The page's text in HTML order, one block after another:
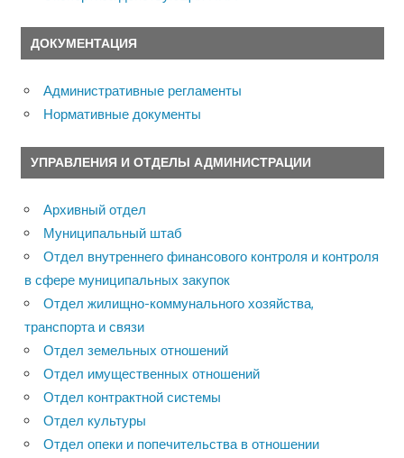
ДОКУМЕНТАЦИЯ
Административные регламенты
Нормативные документы
УПРАВЛЕНИЯ И ОТДЕЛЫ АДМИНИСТРАЦИИ
Архивный отдел
Муниципальный штаб
Отдел внутреннего финансового контроля и контроля
в сфере муниципальных закупок
Отдел жилищно-коммунального хозяйства,
транспорта и связи
Отдел земельных отношений
Отдел имущественных отношений
Отдел контрактной системы
Отдел культуры
Отдел опеки и попечительства в отношении